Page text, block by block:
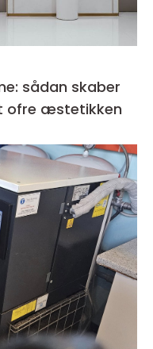
sådan skaber
ofre æstetikken